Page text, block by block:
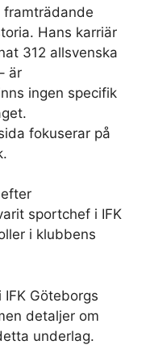
framträdande
Hans karriär
312 allsvenska
är
ingen specifik
fokuserar på
sportchef i IFK
i klubbens
Göteborgs
detaljer om
underlag.